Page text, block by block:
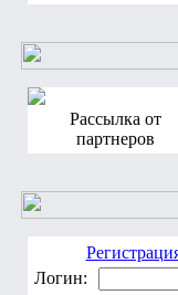
Рассылка от
партнеров
Логин: